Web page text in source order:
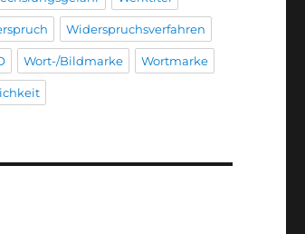
Widerspruchsverfahren
Wort-/Bildmarke Wortmarke